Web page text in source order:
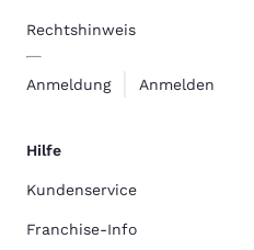
Rechtshinweis
Anmeldung Anmelden
Hilfe
Kundenservice
Franchise-Info